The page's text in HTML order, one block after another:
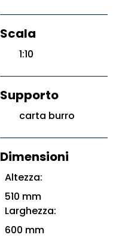
Scala
1:10
Supporto
carta burro
Dimensioni
Altezza:
510 mm
Larghezza:
600 mm